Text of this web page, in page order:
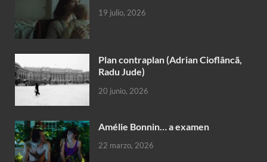
19 julio, 2026
Plan contraplan (Adrian Cioflâncã,
Radu Jude)
20 junio, 2026
Amélie Bonnin… a examen
22 marzo, 2026